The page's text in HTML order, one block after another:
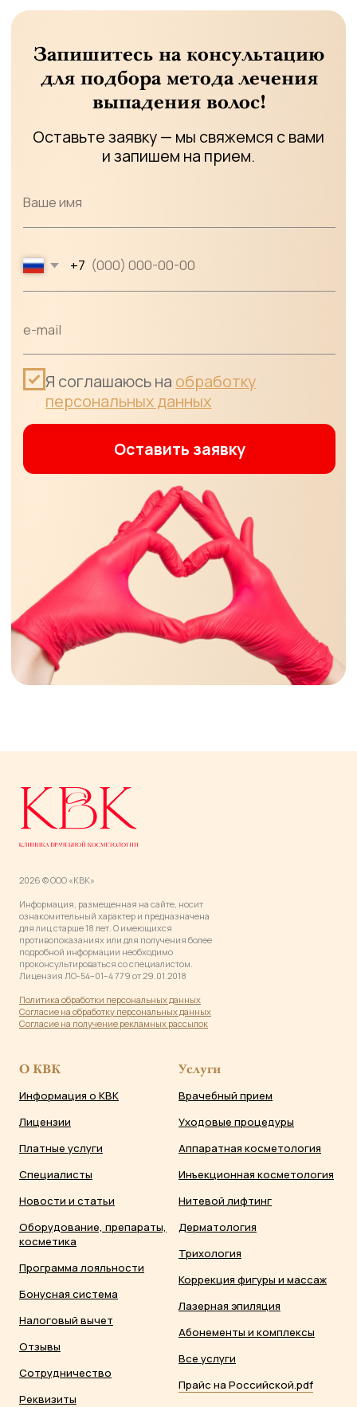
2026 © ООО «КВК»
Информация, размещенная на сайте, носит
ознакомительный характер и предназначена
для лиц старше 18 лет. О имеющихся
противопоказаниях или для получения более
подробной информации необходимо
проконсультироваться со специалистом.
Лицензия ЛО-54−01−4 779 от 29.01.2018
Политика обработки персональных данных
Согласие на обработку персональных данных
Согласие на получение рекламных рассылок
О КВК
Информация о КВК
Лицензии
Платные услуги
Специалисты
Новости и статьи
Оборудование, препараты,
косметика
Программа лояльности
Бонусная система
Налоговый вычет
Отзывы
Сотрудничество
Реквизиты
Услуги
Врачебный прием
Уходовые процедуры
Аппаратная косметология
Инъекционная косметология
Нитевой лифтинг
Дерматология
Трихология
Коррекция фигуры и массаж
Лазерная эпиляция
Абонементы и комплексы
Все услуги
Прайс на Российской.pdf